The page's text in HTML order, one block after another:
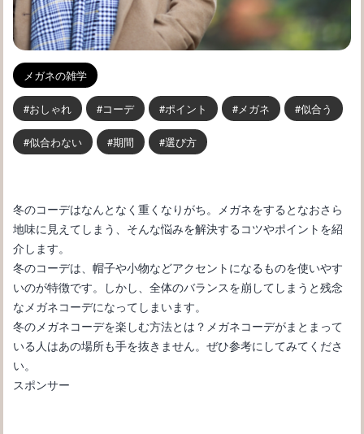
メガネの雑学
おしゃれ コーデ ポイント メガネ 似合う
似合わない 期間 選び方
冬のコーデはなんとなく重くなりがち。メガネをするとなおさら
地味に見えてしまう、そんな悩みを解決するコツやポイントを紹
介します。
冬のコーデは、帽子や小物などアクセントになるものを使いやす
いのが特徴です。しかし、全体のバランスを崩してしまうと残念
なメガネコーデになってしまいます。
冬のメガネコーデを楽しむ方法とは？メガネコーデがまとまって
いる人はあの場所も手を抜きません。ぜひ参考にしてみてくださ
い。
スポンサー